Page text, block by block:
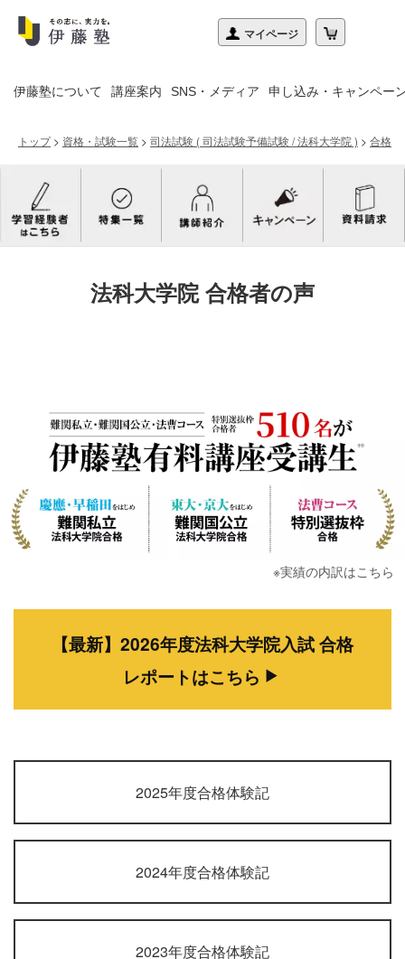
伊藤塾について 講座案内 SNS・メディア 申し込み・キャンペー
トップ> 資格・試験一覧 > 司法試験 ( 司法試験予備試験 / 法科大学院 ) > 合格者
法科大学院 合格者の声
※実績の内訳はこちら
【最新】2026年度法科大学院入試 合格
レポートはこちら
2025年度合格体験記
2024年度合格体験記
2023年度合格体験記